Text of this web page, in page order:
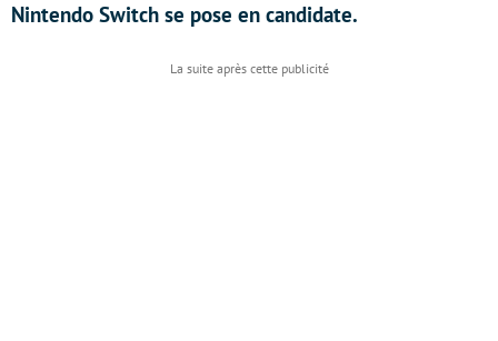
Nintendo Switch se pose en candidate.